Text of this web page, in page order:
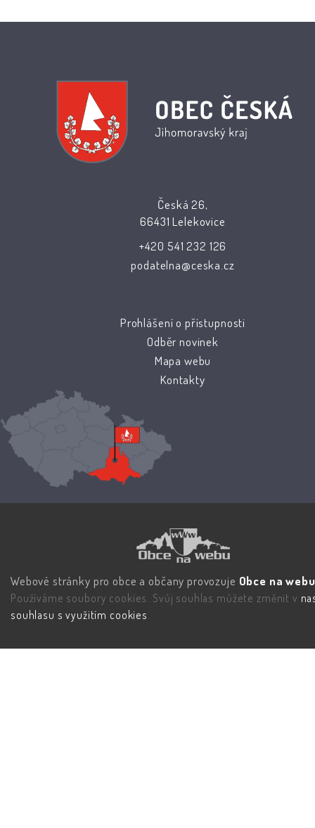
Česká 26,
66431 Lelekovice
+420 541 232 126
podatelna@ceska.cz
Prohlášení o přístupnosti
Odběr novinek
Mapa webu
Kontakty
Webové stránky pro obce a občany provozuje Obce na
Používáme soubory cookies. Svůj souhlas můžete změnit v
souhlasu s využitím cookies.